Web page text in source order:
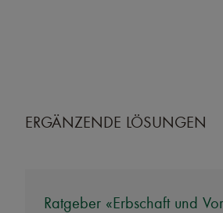
ERGÄNZENDE LÖSUNGEN
Ratgeber «Erbschaft und